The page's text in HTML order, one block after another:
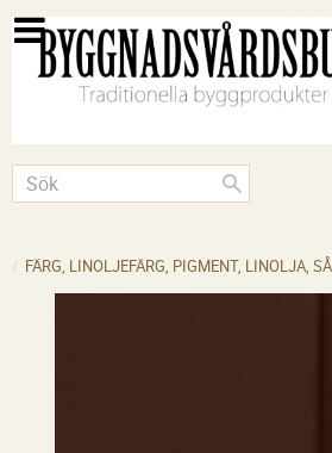
FÄRG, LINOLJEFÄRG, PIGMENT, LINOLJA,